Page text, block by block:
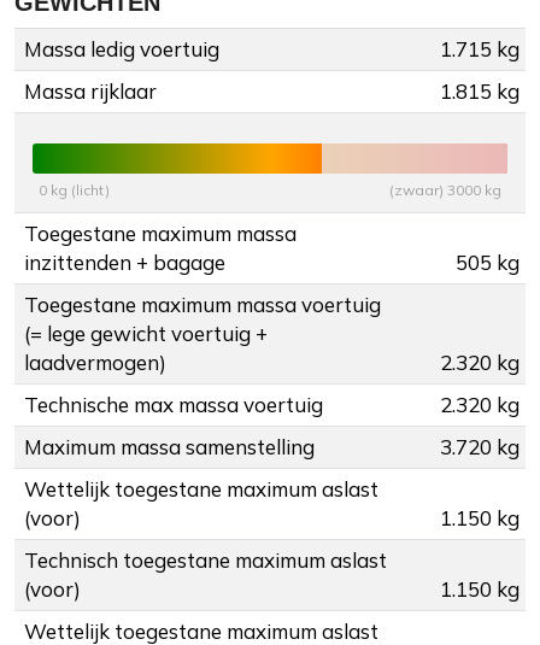
Massa ledig voertuig
1.715 kg
Massa rijklaar
1.815 kg
0 kg (licht) (zwaar) 3000 kg
Toegestane maximum massa
inzittenden + bagage
505 kg
Toegestane maximum massa voertuig
(= lege gewicht voertuig +
laadvermogen)
2.320 kg
Technische max massa voertuig
2.320 kg
Maximum massa samenstelling
3.720 kg
Wettelijk toegestane maximum aslast
(voor)
1.150 kg
Technisch toegestane maximum aslast
(voor)
1.150 kg
Wettelijk toegestane maximum aslast